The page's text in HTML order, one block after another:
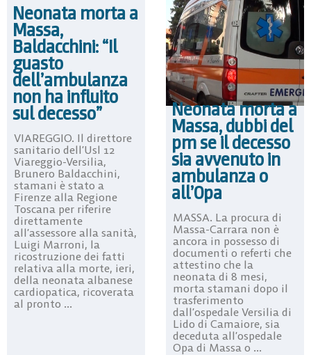
Neonata morta a
Massa,
Baldacchini: “Il
guasto
dell’ambulanza
non ha influito
sul decesso”
VIAREGGIO. Il direttore
sanitario dell’Usl 12
Viareggio-Versilia,
Brunero Baldacchini,
stamani è stato a
Firenze alla Regione
Toscana per riferire
direttamente
all’assessore alla sanità,
Luigi Marroni, la
ricostruzione dei fatti
relativa alla morte, ieri,
della neonata albanese
cardiopatica, ricoverata
al pronto ...
Neonata morta a
Massa, dubbi del
pm se il decesso
sia avvenuto in
ambulanza o
all’Opa
MASSA. La procura di
Massa-Carrara non è
ancora in possesso di
documenti o referti che
attestino che la
neonata di 8 mesi,
morta stamani dopo il
trasferimento
dall’ospedale Versilia di
Lido di Camaiore, sia
deceduta all’ospedale
Opa di Massa o ...